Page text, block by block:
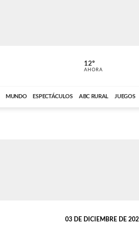
ABC CARDINAL
12º
AHORA
MUNDO ESPECTÁCULOS ABC RURAL JUEGOS
03 DE DICIEMBRE DE